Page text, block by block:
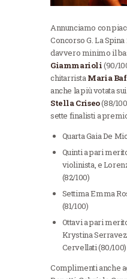
Annunciamo con
Concorso G. La
davvero minimo il
Giammarioli(90/
chitarristaMaria
anche la più votata
Stella Criseo(88/
sette finalisti a
Quarta Gaia De
Quinti a pari
violinista, e
(82/100)
Settima Emma
(81/100)
Ottavi a pari
Krystina
Cervellati (80/100)
Complimenti anche